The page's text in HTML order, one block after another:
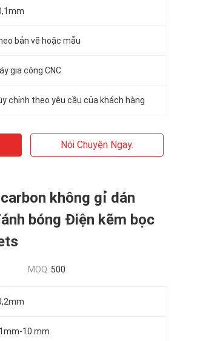
bản vẽ hoặc mẫu
gia công CNC
chỉnh theo yêu cầu của khách hàng
Nói Chuyện Ngay.
không gỉ dán
bóng Điện kẽm bọc
MOQ: 500
10 mm